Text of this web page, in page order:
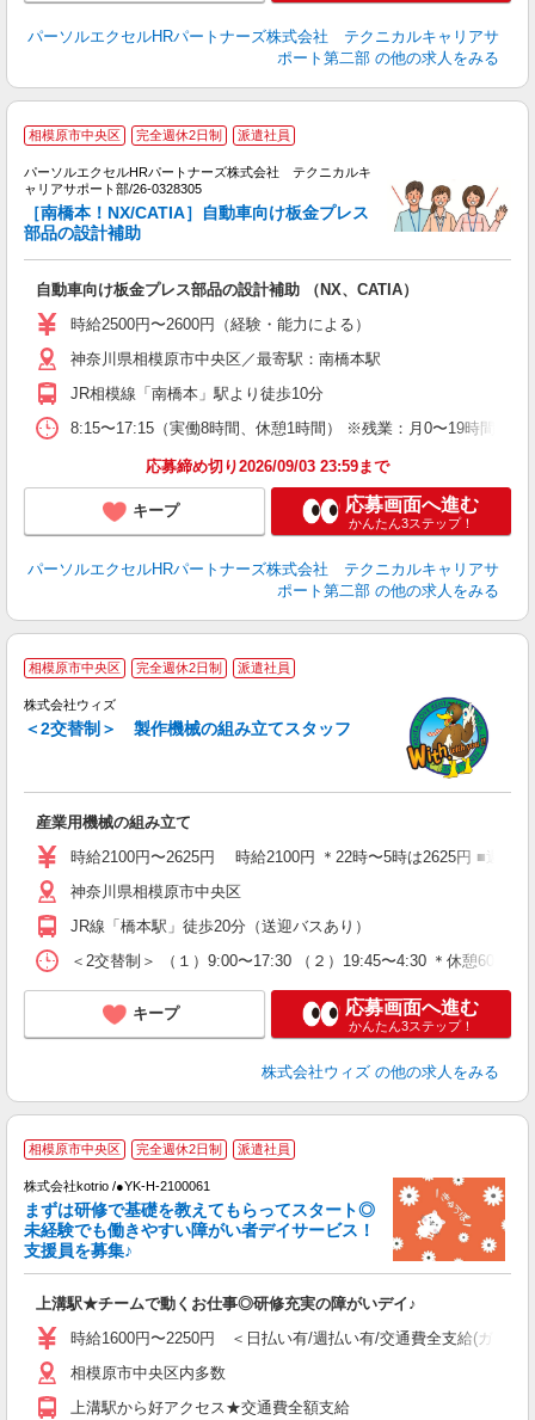
パーソルエクセルHRパートナーズ株式会社 テクニカルキャリアサ
ポート第二部 の他の求人をみる
相模原市中央区 完全週休2日制 派遣社員
パーソルエクセルHRパートナーズ株式会社 テクニカルキ
ャリアサポート部/26-0328305
［南橋本！NX/CATIA］自動車向け板金プレス
部品の設計補助
自動車向け板金プレス部品の設計補助 （NX、CATIA）
時給2500円〜2600円（経験・能力による）
神奈川県相模原市中央区／最寄駅：南橋本駅
JR相模線「南橋本」駅より徒歩10分
8:15〜17:15（実働8時間、休憩1時間） ※残業：月0〜19時間程
応募締め切り2026/09/03 23:59まで
キープ 応募画面へ進む
かんたん3ステップ！
パーソルエクセルHRパートナーズ株式会社 テクニカルキャリアサ
ポート第二部 の他の求人をみる
相模原市中央区 完全週休2日制 派遣社員
株式会社ウィズ
＜2交替制＞ 製作機械の組み立てスタッフ
産業用機械の組み立て
時給2100円〜2625円 時給2100円 ＊22時〜5時は2625円 ■週払
神奈川県相模原市中央区
JR線「橋本駅」徒歩20分（送迎バスあり）
＜2交替制＞ （１）9:00〜17:30 （２）19:45〜4:30 ＊休憩60分
キープ 応募画面へ進む
かんたん3ステップ！
株式会社ウィズ の他の求人をみる
相模原市中央区 完全週休2日制 派遣社員
株式会社kotrio /●YK-H-2100061
まずは研修で基礎を教えてもらってスタート◎
未経験でも働きやすい障がい者デイサービス！
支援員を募集♪
上溝駅★チームで動くお仕事◎研修充実の障がいデイ♪
時給1600円〜2250円 ＜日払い有/週払い有/交通費全支給(ガソリ
相模原市中央区内多数
上溝駅から好アクセス★交通費全額支給